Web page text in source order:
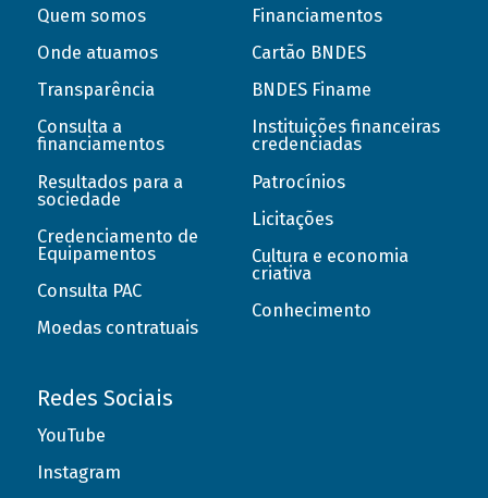
Quem somos
Onde atuamos
Transparência
Consulta a
financiamentos
Resultados para a
sociedade
Credenciamento de
Equipamentos
Consulta PAC
Moedas contratuais
Financiamentos
Cartão BNDES
BNDES Finame
Instituições financeiras
credenciadas
Patrocínios
Licitações
Cultura e economia
criativa
Conhecimento
Redes Sociais
YouTube
Instagram